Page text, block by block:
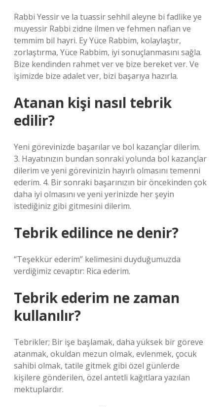
Rabbi Yessir ve la tuassir sehhil aleyne bi fadlike ye
muyessir Rabbi zidne ilmen ve fehmen nafian ve
temmim bil hayri. Ey Yüce Rabbim, kolaylaştır,
zorlaştırma, Yüce Rabbim, iyi sonuçlanmasını sağla.
Bize kendinden rahmet ver ve bize bereket ver. Ve
işimizde bize adalet ver, bizi başarıya hazırla.
Atanan kişi nasıl tebrik
edilir?
Yeni görevinizde başarılar ve bol kazançlar dilerim.
3. Hayatınızın bundan sonraki yolunda bol kazançlar
dilerim ve yeni görevinizin hayırlı olmasını temenni
ederim. 4. Bir sonraki başarınızın bir öncekinden çok
daha iyi olmasını ve yeni yerinizde her şeyin
istediğiniz gibi gitmesini dilerim.
Tebrik edilince ne denir?
“Teşekkür ederim” kelimesini duyduğumuzda
verdiğimiz cevaptır: Rica ederim.
Tebrik ederim ne zaman
kullanılır?
Tebrikler; Bir işe başlamak, daha yüksek bir göreve
atanmak, okuldan mezun olmak, evlenmek, çocuk
sahibi olmak, tatile gitmek gibi özel günlerde
kişilere gönderilen, özel antetli kağıtlara yazılan
mektuplardır.